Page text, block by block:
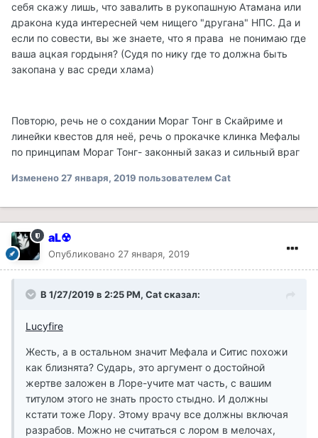
себя скажу лишь, что завалить в рукопашную Атамана или
дракона куда интересней чем нищего "другана" НПС. Да и
если по совести, вы же знаете, что я права не понимаю где
ваша ацкая гордыня? (Судя по нику где то должна быть
закопана у вас среди хлама)
Повторю, речь не о сохдании Мораг Тонг в Скайриме и
линейки квестов для неё, речь о прокачке клинка Мефалы
по принципам Мораг Тонг- законный заказ и сильный враг
Изменено27 января, 2019 пользователем Cat
aL☢
Опубликовано 27 января, 2019
В 1/27/2019 в 2:25 PM, Cat сказал:
Lucyfire
Жесть, а в остальном значит Мефала и Ситис похожи
как близнята? Сударь, это аргумент о достойной
жертве заложен в Лоре-учите мат часть, с вашим
титулом этого не знать просто стыдно. И должны
кстати тоже Лору. Этому врачу все должны включая
разрабов. Можно не считаться с лором в мелочах,